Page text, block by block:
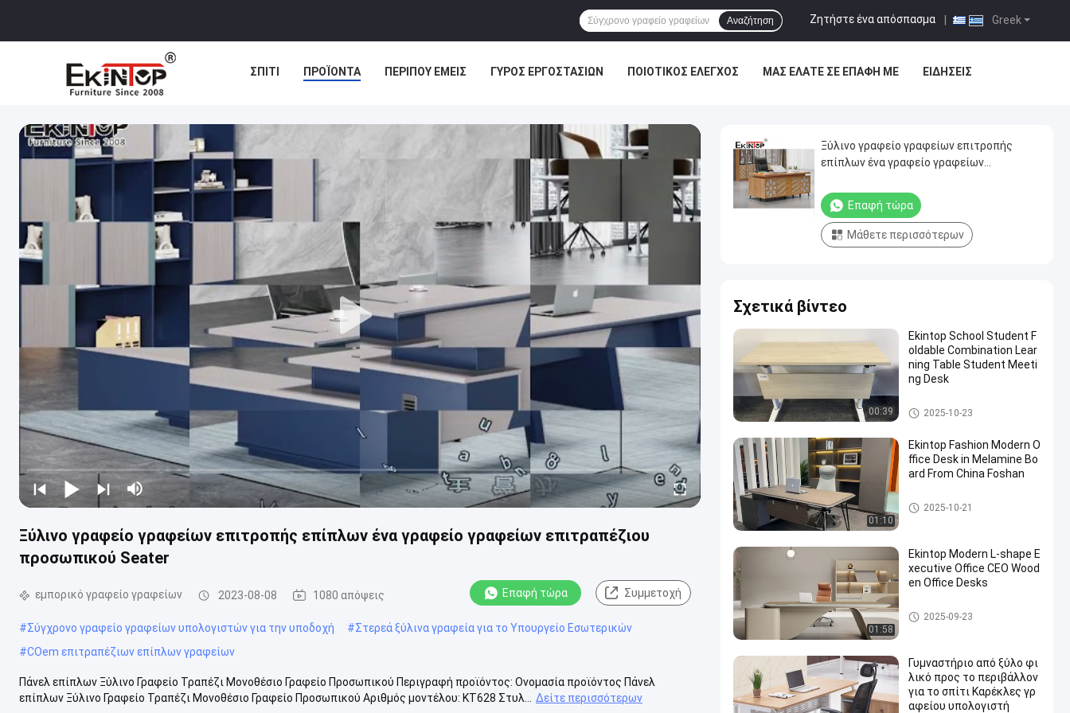
Greek
Ζητήστε ένα απόσπασμα
Αναζήτηση
ΣΠΊΤΙ ΠΡΟΪΌΝΤΑ ΠΕΡΊΠΟΥ ΕΜΕΊΣ ΓΎΡΟΣ ΕΡΓΟΣΤΑΣΊΩΝ ΠΟΙΟΤΙΚΌΣ ΈΛΕΓΧΟΣ ΜΑΣ ΕΛΆΤΕ ΣΕ ΕΠΑΦΉ ΜΕ ΕΙΔΉΣΕΙΣ
Ξύλινο γραφείο γραφείων επιτροπής επίπλων ένα γραφείο γραφείων επιτραπέζιου
προσωπικού Seater
εμπορικό γραφείο γραφείων 2023-08-08 1080 απόψεις Επαφή τώρα Συμμετοχή
#Σύγχρονο γραφείο γραφείων υπολογιστών για την υποδοχή #Στερεά ξύλινα γραφεία για το Υπουργείο Εσωτερικών
#COem επιτραπέζιων επίπλων γραφείων
Πάνελ επίπλων Ξύλινο Γραφείο Τραπέζι Μονοθέσιο Γραφείο Προσωπικού Περιγραφή προϊόντος: Ονομασία προϊόντος Πάνελ
επίπλων Ξύλινο Γραφείο Τραπέζι Μονοθέσιο Γραφείο Προσωπικού Αριθμός μοντέλου: ΚΤ628 Στυλ...
Δείτε περισσότερων
Ξύλινο γραφείο γραφείων επιτροπής
επίπλων ένα γραφείο γραφείων
Επαφή τώρα
Μάθετε περισσότερων
Σχετικά βίντεο
00:39
Ekintop School Student F
oldable Combination Lear
ning Table Student Meeti
ng Desk
εμπορικό γραφείο γραφείων
2025-10-23
01:10
Ekintop Fashion Modern O
ffice Desk in Melamine Bo
ard From China Foshan
εμπορικό γραφείο γραφείων
2025-10-21
01:58
Ekintop Modern L-shape E
xecutive Office CEO Wood
en Office Desks
εμπορικό γραφείο γραφείων
2025-09-23
Γυμναστήριο από ξύλο φι
λικό προς το περιβάλλον
για το σπίτι Καρέκλες γρ
αφείου υπολογιστή